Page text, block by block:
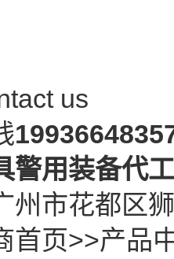
us
警用装备代
州市花都区
首页>>产品